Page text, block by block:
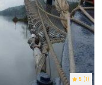
5 (1)